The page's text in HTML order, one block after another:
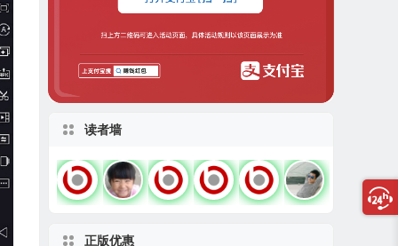
读者墙
正版优惠